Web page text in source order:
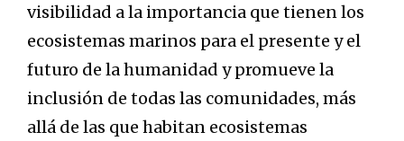
visibilidad a la importancia que tienen los
ecosistemas marinos para el presente y el
futuro de la humanidad y promueve la
inclusión de todas las comunidades, más
allá de las que habitan ecosistemas